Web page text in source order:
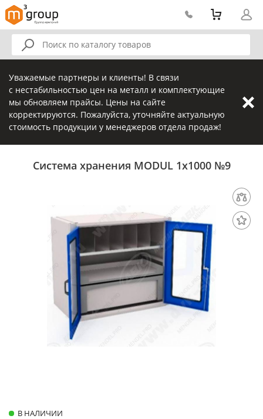
Уважаемые партнеры и клиенты! В связи
с нестабильностью цен на металл и комплектующие
мы обновляем прайсы. Цены на сайте
корректируются. Пожалуйста, уточняйте актуальную
стоимость продукции у менеджеров отдела продаж!
Система хранения MODUL 1х1000 №9
В НАЛИЧИИ